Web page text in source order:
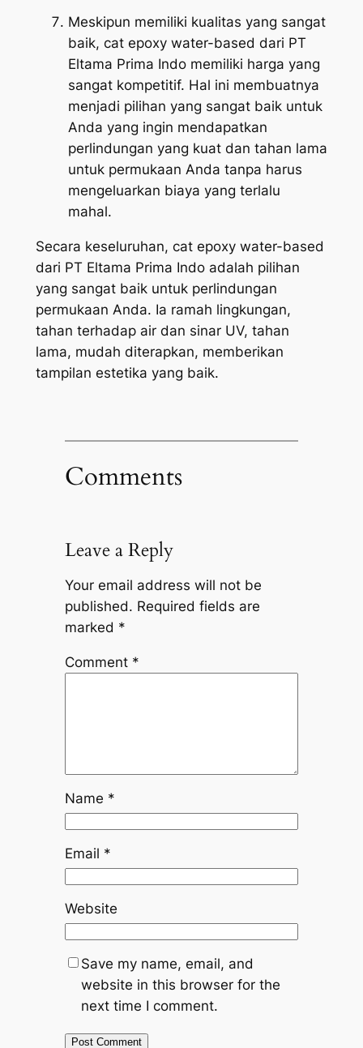
Meskipun memiliki kualitas yang sangat
baik, cat epoxy water-based dari PT
Eltama Prima Indo memiliki harga yang
sangat kompetitif. Hal ini membuatnya
menjadi pilihan yang sangat baik untuk
Anda yang ingin mendapatkan
perlindungan yang kuat dan tahan lama
untuk permukaan Anda tanpa harus
mengeluarkan biaya yang terlalu
mahal.
Secara keseluruhan, cat epoxy water-based
dari PT Eltama Prima Indo adalah pilihan
yang sangat baik untuk perlindungan
permukaan Anda. Ia ramah lingkungan,
tahan terhadap air dan sinar UV, tahan
lama, mudah diterapkan, memberikan
tampilan estetika yang baik.
Comments
Leave a Reply
Your email address will not be
published. Required fields are
marked *
Comment *
Name *
Email *
Website
Save my name, email, and
website in this browser for the
next time I comment.